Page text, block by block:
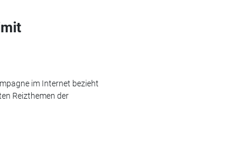
im Internet bezieht
Reizthemen der